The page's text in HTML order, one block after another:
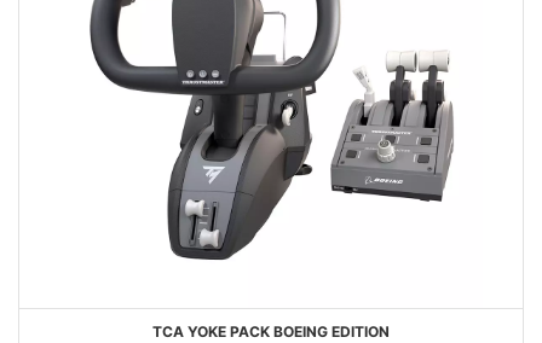
TCA YOKE PACK BOEING EDITION